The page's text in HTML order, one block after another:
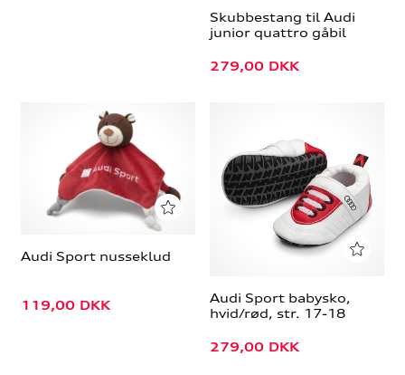
Skubbestang til Audi
junior quattro gåbil
279,00 DKK
Audi Sport nusseklud
119,00 DKK
Audi Sport babysko,
hvid/rød, str. 17-18
279,00 DKK